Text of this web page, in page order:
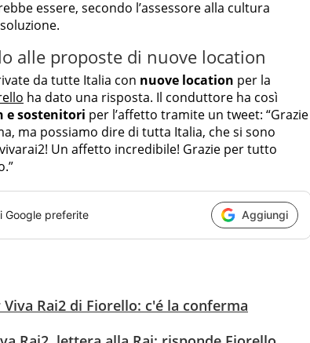
essere, secondo l’assessore alla cultura
alle proposte di nuove location
da tutte Italia con nuove location per la
ha dato una risposta. Il conduttore ha così
e sostenitori per l’affetto tramite un tweet: “Grazie
ma possiamo dire di tutta Italia, che si sono
Un affetto incredibile! Grazie per tutto
Google preferite Aggiungi
Rai2 di Fiorello: c'é la conferma